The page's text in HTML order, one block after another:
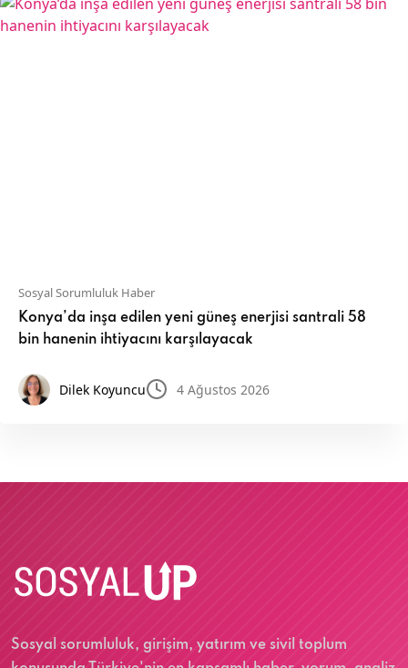
Sosyal Sorumluluk Haber
Konya’da inşa edilen yeni güneş enerjisi santrali 58
bin hanenin ihtiyacını karşılayacak
Dilek Koyuncu 4 Ağustos 2026
Sosyal sorumluluk, girişim, yatırım ve sivil toplum